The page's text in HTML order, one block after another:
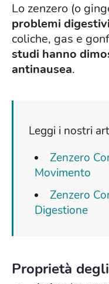
Lo zenzero (o
problemi digestivi
coliche, gas e
studi hanno
antinausea.
Leggi i nostri
Zenzero
Movimento
Zenzero
Digestione
Proprietà